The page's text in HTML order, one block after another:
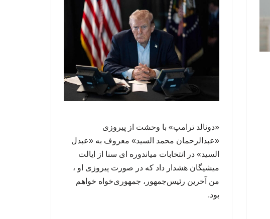
«دونالد ترامپ» با وحشت از پیروزی
«عبدالرحمان محمد السید» معروف به «عبدل
السید» در انتخابات میاندوره ای سنا از ایالت
میشیگان هشدار داد که در صورت پیروزی او ،
من آخرین رئیس‌جمهور، جمهوری‌‍‌خواه خواهم
بود.